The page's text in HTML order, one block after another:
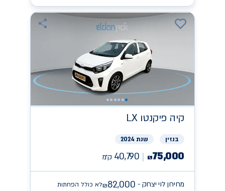
קיה פיקנטו LX
בנזין שנת 2024
₪75,000
40,790 ק״מ
מחירון לוי יצחק - ₪82,000 לא כולל הפחתות